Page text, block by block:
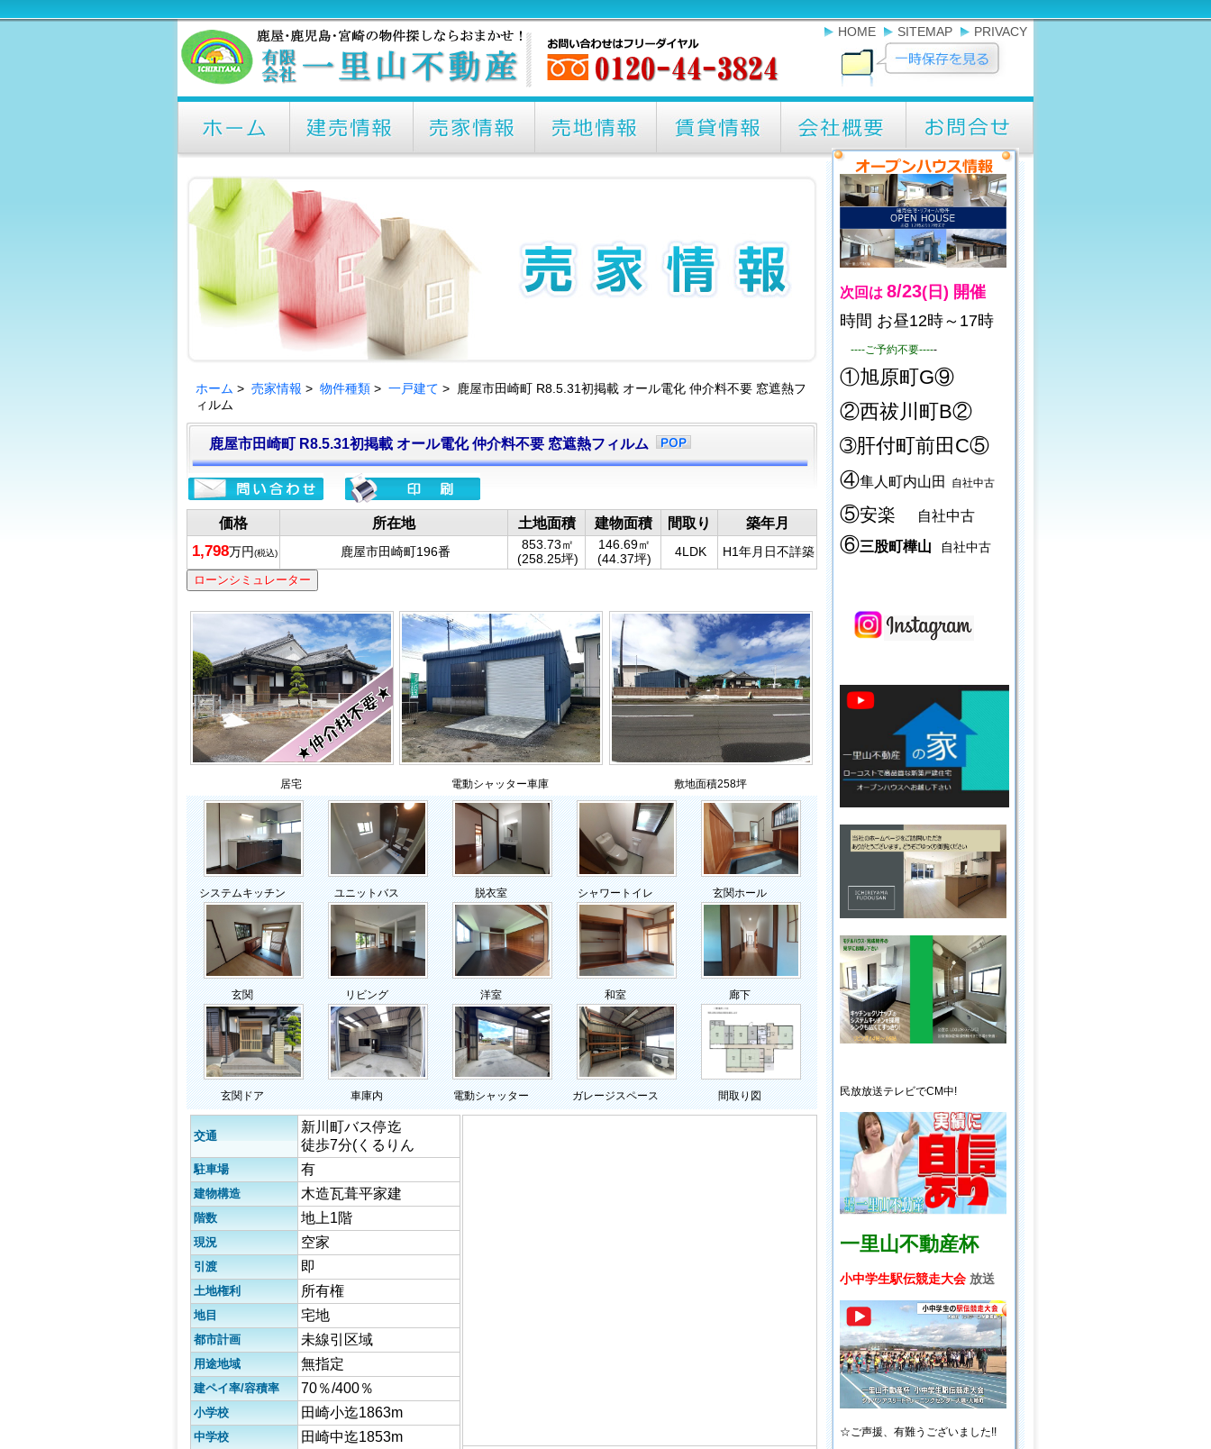
HOME SITEMAP PRIVACY
ホーム > 売家情報 > 物件種類 > 一戸建て > 鹿屋市田崎町 R8.5.31初掲載 オール電化 仲介料不要 窓遮熱フ
ィルム
鹿屋市田崎町 R8.5.31初掲載 オール電化 仲介料不要 窓遮熱フィルム
価格 所在地 土地面積 建物面積 間取り 築年月
1,798万円(税込) 鹿屋市田崎町196番
853.73㎡
(258.25坪)
146.69㎡
(44.37坪)
4LDK H1年月日不詳築
ローンシミュレーター
居宅 電動シャッター車庫 敷地面積258坪
システムキッチン ユニットバス 脱衣室 シャワートイレ 玄関ホール
玄関 リビング 洋室 和室 廊下
玄関ドア 車庫内 電動シャッター ガレージスペース 間取り図
交通
新川町バス停迄
徒歩7分(くるりん
駐車場 有
建物構造 木造瓦葺平家建
階数 地上1階
現況 空家
引渡 即
土地権利 所有権
地目 宅地
都市計画 未線引区域
用途地域 無指定
建ペイ率/容積率 70％/400％
小学校 田崎小迄1863m
中学校 田崎中迄1853m
次回は 8/23(日) 開催
時間 お昼12時～17時
----ご予約不要-----
①旭原町G⑨
②西祓川町B②
➂肝付町前田C⑤
④隼人町内山田 自社中古
⑤安楽 自社中古
⑥三股町樺山 自社中古
民放放送テレビでCM中!
一里山不動産杯
小中学生駅伝競走大会 放送
☆ご声援、 有難うございました!!